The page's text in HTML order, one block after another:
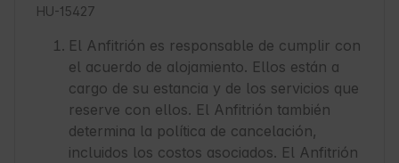
HU-15427
El Anfitrión es responsable de cumplir con
el acuerdo de alojamiento. Ellos están a
cargo de su estancia y de los servicios que
reserve con ellos. El Anfitrión también
determina la política de cancelación,
incluidos los costos asociados. El Anfitrión